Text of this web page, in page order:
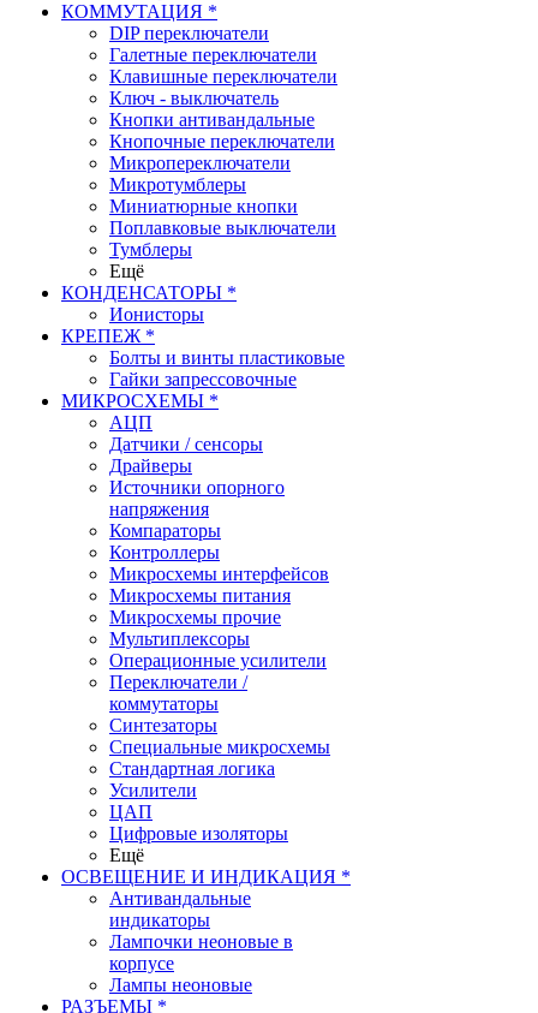
КОММУТАЦИЯ *
DIP переключатели
Галетные переключатели
Клавишные переключатели
Ключ - выключатель
Кнопки антивандальные
Кнопочные переключатели
Микропереключатели
Микротумблеры
Миниатюрные кнопки
Поплавковые выключатели
Тумблеры
Ещё
КОНДЕНСАТОРЫ *
Ионисторы
КРЕПЕЖ *
Болты и винты пластиковые
Гайки запрессовочные
МИКРОСХЕМЫ *
АЦП
Датчики / сенсоры
Драйверы
Источники опорного
напряжения
Компараторы
Контроллеры
Микросхемы интерфейсов
Микросхемы питания
Микросхемы прочие
Мультиплексоры
Операционные усилители
Переключатели /
коммутаторы
Синтезаторы
Специальные микросхемы
Стандартная логика
Усилители
ЦАП
Цифровые изоляторы
Ещё
ОСВЕЩЕНИЕ И ИНДИКАЦИЯ *
Антивандальные
индикаторы
Лампочки неоновые в
корпусе
Лампы неоновые
РАЗЪЕМЫ *